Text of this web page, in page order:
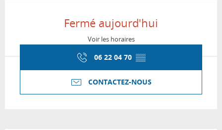
Fermé aujourd'hui
Voir les horaires
06 22 04 70 ▒▒
CONTACTEZ-NOUS